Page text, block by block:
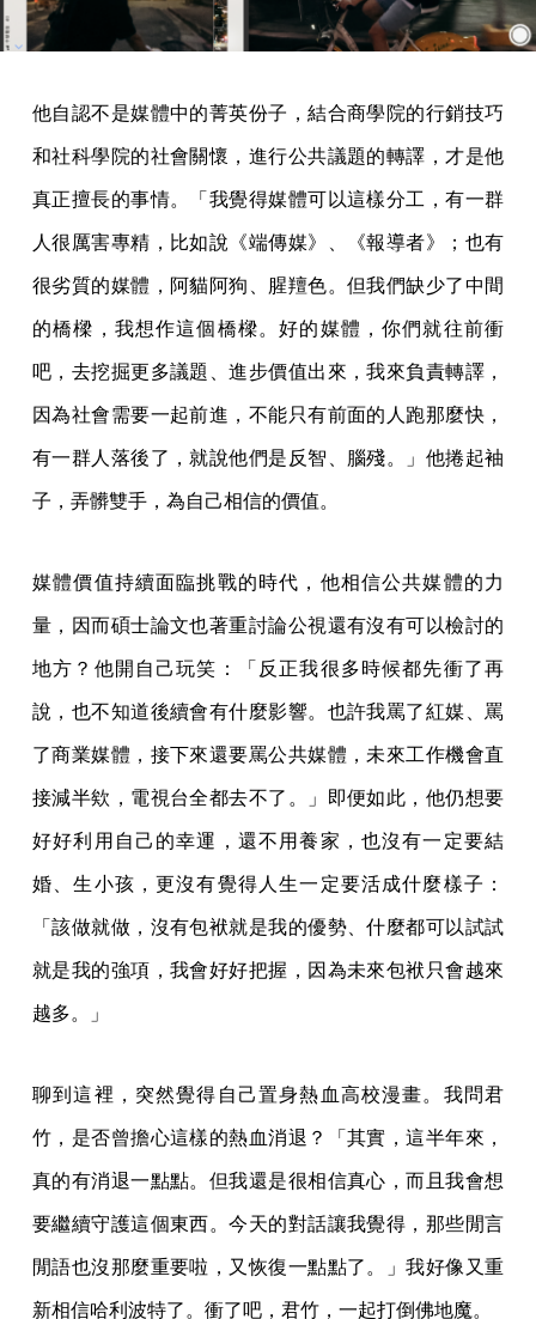
他自認不是媒體中的菁英份子，結合商學院的行銷技巧
和社科學院的社會關懷，進行公共議題的轉譯，才是他
真正擅長的事情。「我覺得媒體可以這樣分工，有一群
人很厲害專精，比如說《端傳媒》、《報導者》；也有
很劣質的媒體，阿貓阿狗、腥羶色。但我們缺少了中間
的橋樑，我想作這個橋樑。好的媒體，你們就往前衝
吧，去挖掘更多議題、進步價值出來，我來負責轉譯，
因為社會需要一起前進，不能只有前面的人跑那麼快，
有一群人落後了，就說他們是反智、腦殘。」他捲起袖
子，弄髒雙手，為自己相信的價值。
媒體價值持續面臨挑戰的時代，他相信公共媒體的力
量，因而碩士論文也著重討論公視還有沒有可以檢討的
地方？他開自己玩笑：「反正我很多時候都先衝了再
說，也不知道後續會有什麼影響。也許我罵了紅媒、罵
了商業媒體，接下來還要罵公共媒體，未來工作機會直
接減半欸，電視台全都去不了。」即便如此，他仍想要
好好利用自己的幸運，還不用養家，也沒有一定要結
婚、生小孩，更沒有覺得人生一定要活成什麼樣子：
「該做就做，沒有包袱就是我的優勢、什麼都可以試試
就是我的強項，我會好好把握，因為未來包袱只會越來
越多。」
聊到這裡，突然覺得自己置身熱血高校漫畫。我問君
竹，是否曾擔心這樣的熱血消退？「其實，這半年來，
真的有消退一點點。但我還是很相信真心，而且我會想
要繼續守護這個東西。今天的對話讓我覺得，那些閒言
閒語也沒那麼重要啦，又恢復一點點了。」我好像又重
新相信哈利波特了。衝了吧，君竹，一起打倒佛地魔。